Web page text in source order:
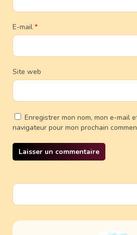
E-mail *
Site web
Enregistrer mon nom, mon e-mail
navigateur pour mon prochain
Rechercher :